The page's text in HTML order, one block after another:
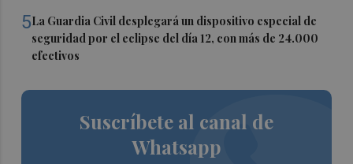
5La Guardia Civil desplegará un dispositivo especial de
seguridad por el eclipse del día 12, con más de 24.000
efectivos
Suscríbete al canal de
Whatsapp